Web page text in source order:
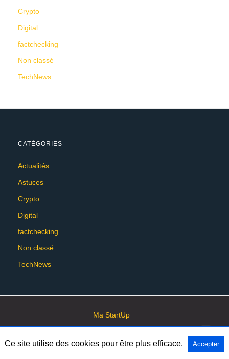
Crypto
Digital
factchecking
Non classé
TechNews
CATÉGORIES
Actualités
Astuces
Crypto
Digital
factchecking
Non classé
TechNews
Ma StartUp
All Rights Reserved View Non-AMP Version
Ce site utilise des cookies pour être plus efficace. Accepter